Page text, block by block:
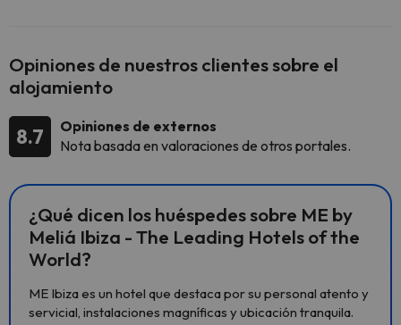
Opiniones de nuestros clientes sobre el
alojamiento
8.7
Opiniones de externos
Nota basada en valoraciones de otros portales.
¿Qué dicen los huéspedes sobre ME by
Meliá Ibiza - The Leading Hotels of the
World?
ME Ibiza es un hotel que destaca por su personal atento y
servicial, instalaciones magníficas y ubicación tranquila.